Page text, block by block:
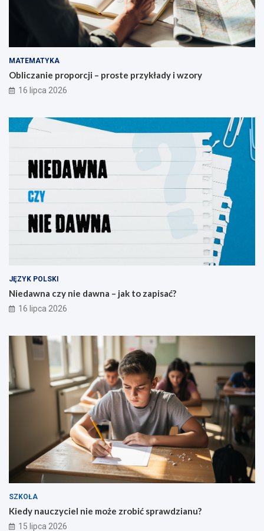
MATEMATYKA
Obliczanie proporcji – proste przykłady i wzory
16 lipca 2026
JĘZYK POLSKI
Niedawna czy nie dawna – jak to zapisać?
16 lipca 2026
SZKOŁA
Kiedy nauczyciel nie może zrobić sprawdzianu?
15 lipca 2026